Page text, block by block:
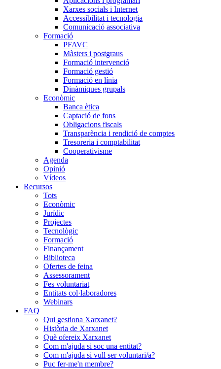
Xarxes socials i Internet
Accessibilitat i tecnologia
Comunicació associativa
Formació
PFAVC
Màsters i postgraus
Formació intervenció
Formació gestió
Formació en línia
Dinàmiques grupals
Econòmic
Banca ètica
Captació de fons
Obligacions fiscals
Transparència i rendició de comptes
Tresoreria i comptabilitat
Cooperativisme
Agenda
Opinió
Vídeos
Recursos
Tots
Econòmic
Jurídic
Projectes
Tecnològic
Formació
Finançament
Biblioteca
Ofertes de feina
Assessorament
Fes voluntariat
Entitats col·laboradores
Webinars
FAQ
Qui gestiona Xarxanet?
Història de Xarxanet
Què ofereix Xarxanet
Com m'ajuda si soc una entitat?
Com m'ajuda si vull ser voluntari/a?
Puc fer-me'n membre?